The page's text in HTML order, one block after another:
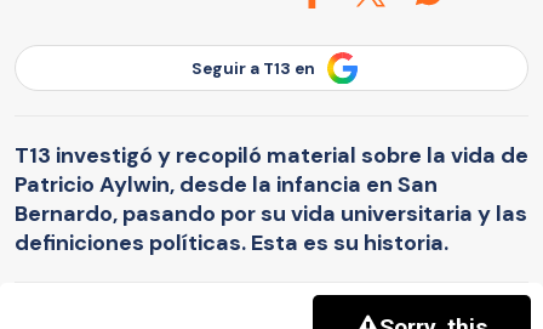
Seguir a T13 en
T13 investigó y recopiló material sobre la vida de
Patricio Aylwin, desde la infancia en San
Bernardo, pasando por su vida universitaria y las
definiciones políticas. Esta es su historia.